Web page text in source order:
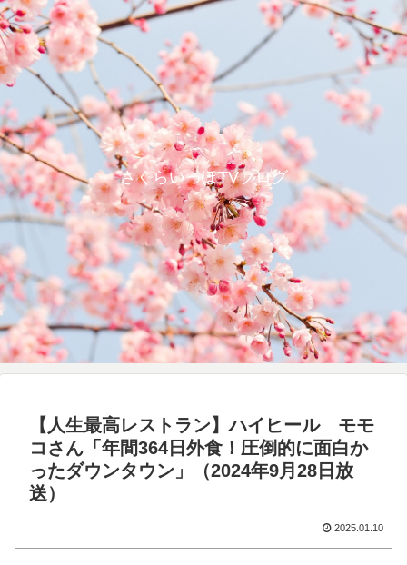
さくらいっぽTVブログ
【人生最高レストラン】ハイヒール モモ
コさん「年間364日外食！圧倒的に面白か
ったダウンタウン」（2024年9月28日放
送）
2025.01.10